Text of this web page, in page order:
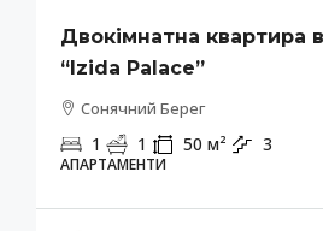
Двокімнатна квартира
“Izida Palace”
Сонячний Берег
1 1 50 м² 3
АПАРТАМЕНТИ